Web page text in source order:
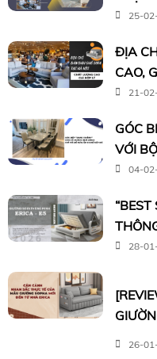
25-
ĐỊA
CAO,
21-
GÓC
VỚI
04-
28-
26-